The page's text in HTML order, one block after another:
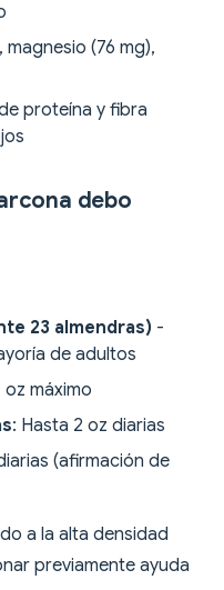
magnesio (76 mg),
proteína y fibra
debo
23 almendras) -
de adultos
oz máximo
: Hasta 2 oz diarias
(afirmación de
a la alta densidad
previamente ayuda